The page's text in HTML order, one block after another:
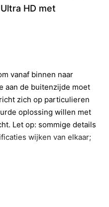
HD met
vanaf binnen naar
aan de buitenzijde moet
zich op particulieren
oplossing willen met
Let op: sommige details
wijken van elkaar;
met 2K‑beeld,